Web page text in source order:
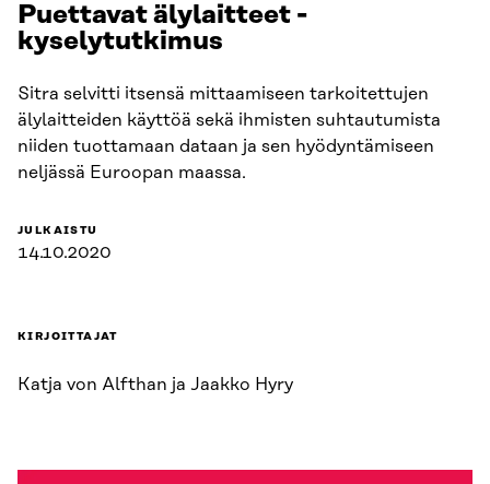
Puettavat älylaitteet -
kyselytutkimus
Sitra selvitti itsensä mittaamiseen tarkoitettujen
älylaitteiden käyttöä sekä ihmisten suhtautumista
niiden tuottamaan dataan ja sen hyödyntämiseen
neljässä Euroopan maassa.
JULKAISTU
14.10.2020
KIRJOITTAJAT
Katja von Alfthan ja Jaakko Hyry